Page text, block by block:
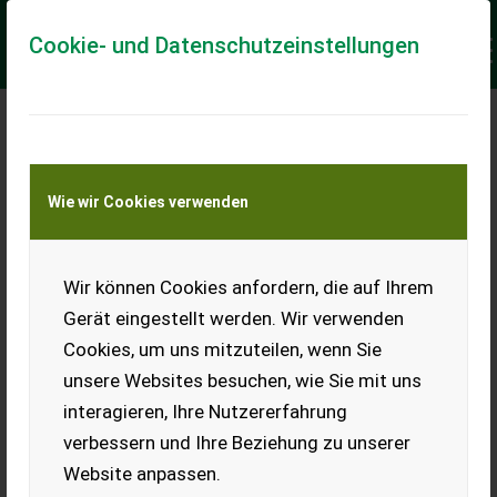
Cookie- und Datenschutzeinstellungen
Wie wir Cookies verwenden
Wir können Cookies anfordern, die auf Ihrem
Gerät eingestellt werden. Wir verwenden
Cookies, um uns mitzuteilen, wenn Sie
unsere Websites besuchen, wie Sie mit uns
interagieren, Ihre Nutzererfahrung
verbessern und Ihre Beziehung zu unserer
Website anpassen.
GEBRAUCHTMASCHINEN
RICHTIG BEWERTEN
Mit der Angebotserstellung für Neumaschinen beginnt
für Händler in vielen Fällen auch ein
Gebrauchtmaschinengeschäft. Viele Kunden wollen bei
der Anschaffung einer Neumaschine ihre gebrauchte
Maschine eintauschen und dafür einen möglichst
hohen Preis erzielen. Der Preis für die Neumaschine soll
dagegen möglichst niedrig sein. Entscheidend ist für